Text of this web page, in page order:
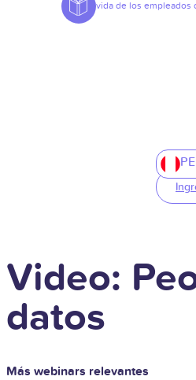
vida de los empleados
PE
Video:
datos
Más webinars relevantes